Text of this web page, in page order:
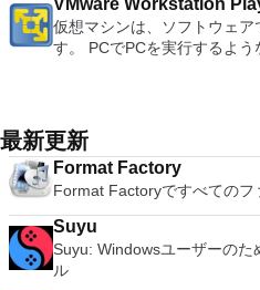
converter, automatic spell
It also has some neat tools
document, and converting
effective slide show maker
multimedia presentations;
both a flexible and a
の高度なキーが含まれています。 Bluetoothキーボー
ート。 VNC Connectサブスクリプションには、無料、有料、
試用の3つのバージョンがあ
シンでVNC Viewerにサイン
ーターを確認して接続できます。 VNC Connectを
と、セッションはエンドツー
はすぐに各コンピューターを
ューターへのログインに使
ードを入力するだけです。 WIN 7,8,8.1,10をサポートしま
す。 VNC ViewerのMacバージョンをお探しですか？ここから
ダウンロード
注：これは商用トライアルで
Office Word 2007。 2007 Microsoft Officeプログラムのこの
Microsoft Save as PDFまた
Office systemソフトウェア
XP Service Pack 2。
楽しくなります。 エンター
音楽、ビデオ、写真、録画し
しめます。 どこでも楽しめ
supports telnet, SSH 1 & 2 and serial port
has a built-in macro scripting
plugins. Key features include: Automatically creates logs with
remote Telnet or SSH hosts.
that is easy to work with.
time to wrap your head around and is also very light
system resources. So, if you
which is easy to master and supports remote
host connections then Tera
VMware Workstation
仮想マシンは、ソフトウェ
す。 PCでPCを実行するよう
主な機能は次のとおりです。 1台のPCで複数のオペレーティ
ングシステムを同時に実行
題なしに、事前構成された製
ホストコンピューターと仮想
32ビットと64ビットの両方の
way Virtual SMPを活用しま
とイメージを使用します。
ン間でデータを共有します。
最新更新
Format Factory
Format Factoryですべてのフ
Suyu
Suyu: Windowsユーザーの
ル